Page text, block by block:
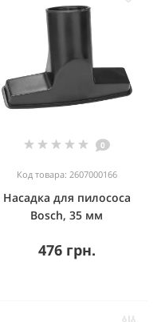
0
Код товара: 2607000166
Насадка для пилососа
Bosch, 35 мм
476 грн.